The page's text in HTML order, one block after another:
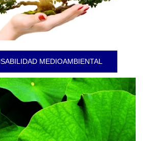
MEDIOAMBIENTAL